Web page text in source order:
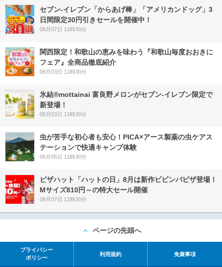
セブン‐イレブン「からあげ棒」「アメリカンドッグ」3
日間限定30円引きセールを開催中！
08月07日 11時30分
関西限定！和歌山の恵みを味わう『和歌山毎度おおきに
フェア』全商品徹底紹介
08月03日 11時30分
氷結®mottainai 富良野メロンがセブン‐イレブン限定で
新登場！
08月03日 11時30分
虫が苦手な初心者も安心！PICA×アース製薬の虫ケアス
テーションで快適キャンプ体験
08月05日 11時30分
ピザハット「ハットの日」8月は新作ビビンバピザ登場！
Mサイズ810円～の特大セール開催
08月07日 11時30分
ページの先頭へ
プライバシー
ポリシー
利用規約 免責事項